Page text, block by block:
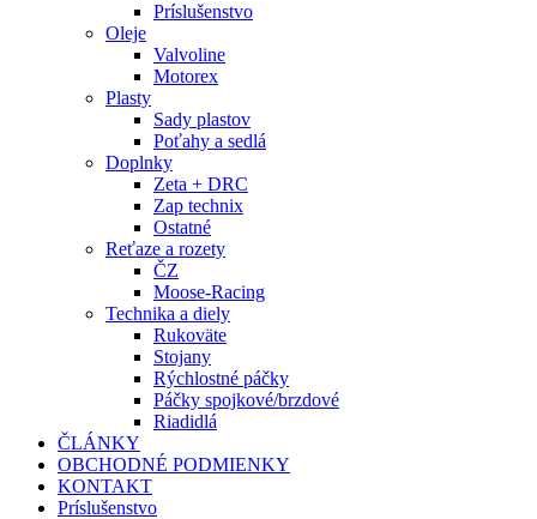
Príslušenstvo
Oleje
Valvoline
Motorex
Plasty
Sady plastov
Poťahy a sedlá
Doplnky
Zeta + DRC
Zap technix
Ostatné
Reťaze a rozety
ČZ
Moose-Racing
Technika a diely
Rukoväte
Stojany
Rýchlostné páčky
Páčky spojkové/brzdové
Riadidlá
ČLÁNKY
OBCHODNÉ PODMIENKY
KONTAKT
Príslušenstvo